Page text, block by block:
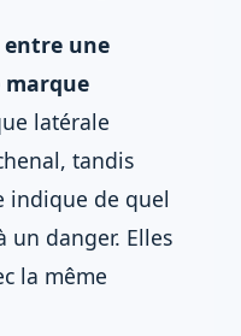
entre une
latérale
tandis
indique de quel
un danger. Elles
la même